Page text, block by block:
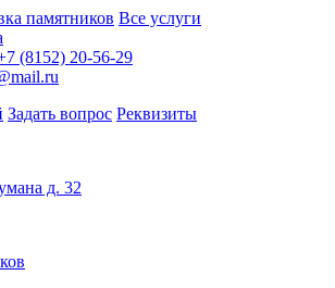
памятников Все услуги
(8152) 20-56-29
Задать вопрос Реквизиты
д. 32